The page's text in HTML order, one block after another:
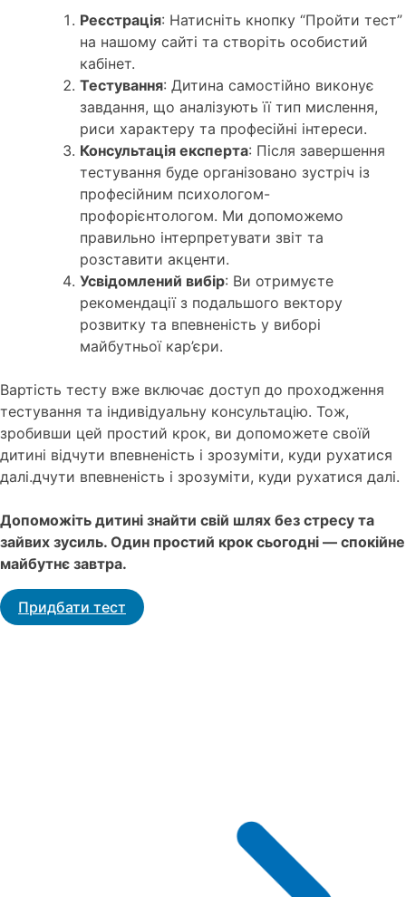
Реєстрація: Натисніть кнопку “Пройти тест”
на нашому сайті та створіть особистий
кабінет.
Тестування: Дитина самостійно виконує
завдання, що аналізують її тип мислення,
риси характеру та професійні інтереси.
Консультація експерта: Після завершення
тестування буде організовано зустріч із
професійним психологом-
профорієнтологом. Ми допоможемо
правильно інтерпретувати звіт та
розставити акценти.
Усвідомлений вибір: Ви отримуєте
рекомендації з подальшого вектору
розвитку та впевненість у виборі
майбутньої кар’єри.
Вартість тесту вже включає доступ до проходження
тестування та індивідуальну консультацію. Тож,
зробивши цей простий крок, ви допоможете своїй
дитині відчути впевненість і зрозуміти, куди рухатися
далі.дчути впевненість і зрозуміти, куди рухатися далі.
Допоможіть дитині знайти свій шлях без стресу та
зайвих зусиль. Один простий крок сьогодні — спокійне
майбутнє завтра.
Придбати тест